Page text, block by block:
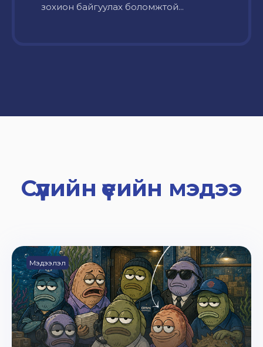
зохион байгуулах боломжтой...
Сүүлийн үеийн мэдээ
Мэдээлэл